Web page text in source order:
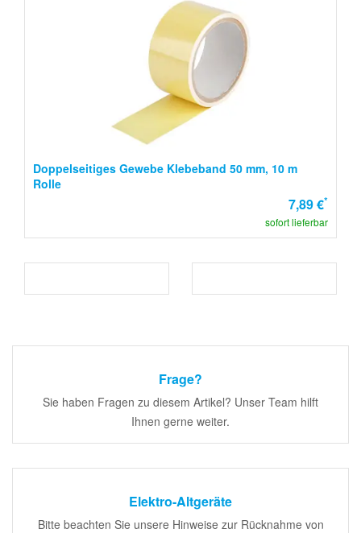
Doppelseitiges Gewebe Klebeband 50 mm, 10 m
Rolle
7,89 €*
sofort lieferbar
Frage?
Sie haben Fragen zu diesem Artikel? Unser Team hilft
Ihnen gerne weiter.
Elektro-Altgeräte
Bitte beachten Sie unsere Hinweise zur Rücknahme von